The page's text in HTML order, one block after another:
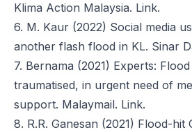
Klima Action Malaysia. Link.
6. M. Kaur (2022) Social media
another flash flood in KL. Sinar
7. Bernama (2021) Experts:
traumatised, in urgent need of
support. Malaymail. Link.
8. R.R. Ganesan (2021) Flood-